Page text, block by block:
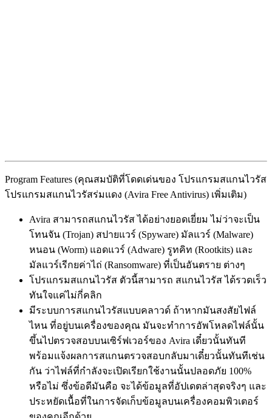
Program Features (คุณสมบัติที่โดดเด่นของ โปรแกรมสแกนไวรัส
โปรแกรมสแกนไวรัสร่มแดง (Avira Free Antivirus) เพิ่มเติม)
Avira สามารถสแกนไวรัส ได้อย่างยอดเยี่ยม ไม่ว่าจะเป็น
โทนจัน (Trojan) สปายแวร์ (Spyware) มัลแวร์ (Malware)
หนอน (Worm) แอดแวร์ (Adware) รูทคิท (Rootkits) และ
มัลแวร์เรีกยค่าไถ่ (Ransomware) ที่เป็นอันตราย ต่างๆ
โปรแกรมสแกนไวรัส ตัวนี้สามารถ สแกนไวรัส ได้รวดเร็ว
ทันใจแค่ไม่กี่คลิก
มีระบบการสแกนไวรัสแบบคลาวด์ ถ้าหากมันสงสัยไฟล์
ไหน ที่อยู่บนเครื่องของคุณ มันจะทำการอัพโหลดไฟล์นั้น
ขึ้นไปตรวจสอบบนเซิร์ฟเวอร์ของ Avira เดี๋ยวนั้นทันที
พร้อมแจ้งผลการสแกนตรวจสอบกลับมาเดี๋ยวนั้นทันทีเช่น
กัน ว่าไฟล์ที่กำลังจะเปิดเรียกใช้งานนั้นปลอดภัย 100%
หรือไม่ ซึ่งข้อดีมันคือ จะได้ข้อมูลที่อัปเดตล่าสุดจริงๆ และ
ประหยัดเนื้อที่ในการจัดเก็บข้อมูลบนเครื่องคอมพิวเตอร์